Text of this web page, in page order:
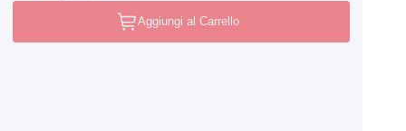
Aggiungi al Carrello